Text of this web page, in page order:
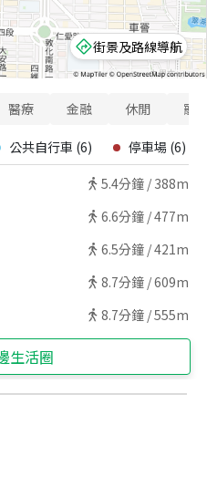
街景及路線導航
醫療 金融 休閒 寵
公共自行車 (6) 停車場 (6)
5.4分鐘 / 388m
6.6分鐘 /477m
6.5分鐘 /421m
8.7分鐘 /609m
8.7分鐘 /555m
生活圈